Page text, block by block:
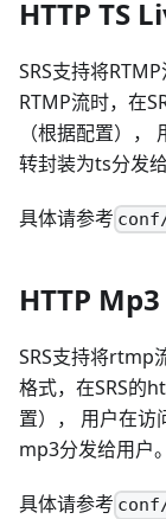
HTTP TS
SRS支持将
RTMP流时，在
（根据配置）
转封装为ts分发给
具体请参考
HTTP
SRS支持将rtmp
格式，在SRS的
置）， 用户在
mp3分发给用户。
具体请参考